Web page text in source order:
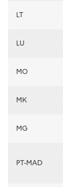
LT
LU
MO
MK
MG
PT-MAD